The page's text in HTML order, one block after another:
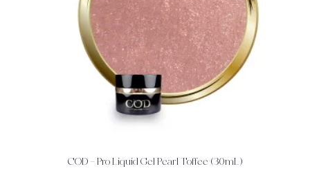
ACHETEZ DÉTAILS
COD – Pro Liquid Gel Pearl Toffee (30mL)